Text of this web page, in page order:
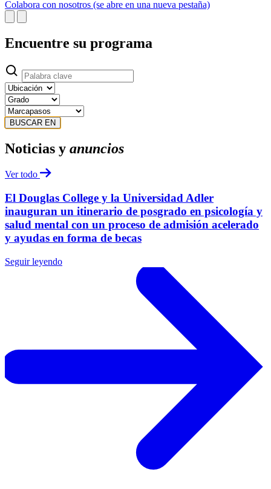
Colabora con nosotros (se abre en una nueva pestaña)
Encuentre su programa
BUSCAR EN
Noticias y anuncios
Ver todo
El Douglas College y la Universidad Adler
inauguran un itinerario de posgrado en psicología y
salud mental con un proceso de admisión acelerado
y ayudas en forma de becas
Seguir leyendo